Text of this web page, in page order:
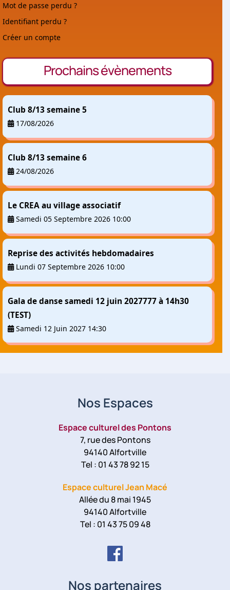
Mot de passe perdu ?
Identifiant perdu ?
Créer un compte
Prochains évènements
Club 8/13 semaine 5
17/08/2026
Club 8/13 semaine 6
24/08/2026
Le CREA au village associatif
Samedi 05 Septembre 2026 10:00
Reprise des activités hebdomadaires
Lundi 07 Septembre 2026 10:00
Gala de danse samedi 12 juin 2027777 à 14h30
(TEST)
Samedi 12 Juin 2027 14:30
Nos Espaces
Espace culturel des Pontons
7, rue des Pontons
94140 Alfortville
Tel : 01 43 78 92 15
Espace culturel Jean Macé
Allée du 8 mai 1945
94140 Alfortville
Tel : 01 43 75 09 48
Nos partenaires